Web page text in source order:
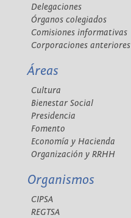
Delegaciones
Órganos colegiados
Comisiones informativas
Corporaciones anteriores
Áreas
Cultura
Bienestar Social
Presidencia
Fomento
Economía y Hacienda
Organización y RRHH
Organismos
CIPSA
REGTSA